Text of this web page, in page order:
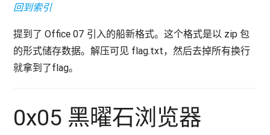
回到索引
提到了 Office 07 引入的船新格式。这个格式是以 zip 包
的形式储存数据。解压可见 flag.txt，然后去掉所有换行
就拿到了flag。
0x05 黑曜石浏览器